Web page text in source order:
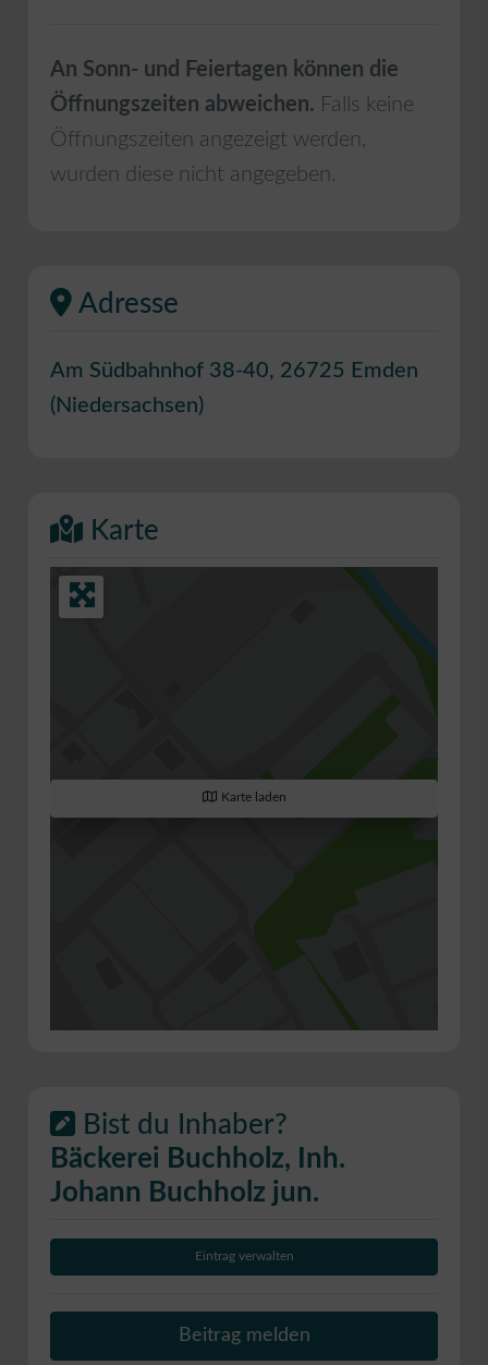
An Sonn- und Feiertagen können die
Öffnungszeiten abweichen. Falls keine
Öffnungszeiten angezeigt werden,
wurden diese nicht angegeben.
Adresse
Am Südbahnhof 38-40, 26725 Emden
( Niedersachsen)
Karte
Karte laden
Bist du Inhaber?
Bäckerei Buchholz, Inh.
Johann Buchholz jun.
Eintrag verwalten
Beitrag melden